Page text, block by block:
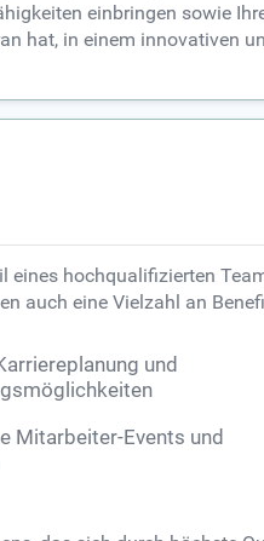
einbringen sowie
hat, in einem innovativen
hochqualifizierten
auch eine Vielzahl an
und
Mitarbeiter-Events und